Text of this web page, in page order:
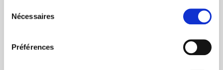
Nécessaires
Préférences